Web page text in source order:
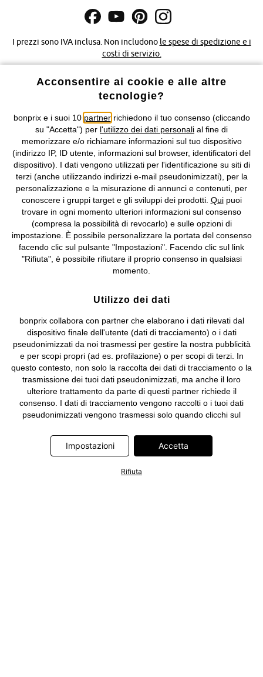
I prezzi sono IVA inclusa. Non includono le spese di spedizione e i
costi di servizio.
Condizioni di vendita Accessibilità
Informazioni legali Diritto di recesso
2026 bonprix.
Tutti i diritti riservati.
bonprix S.r.l. con socio unico, sede legale: via Adua 33 - 13855
Valdengo (BI) C.F. 01510910027 - P.I. 01939830020, Reg. Imprese di
IT09060P00000858, N. Reg. AEE: IT08020000002105 Capitale
Sociale: euro 1.000.000 i.v, Società soggetta all'attività di direzione
e coordinamento di bonprix Beteiligungs -Verwaltungsgesellschaft
Acconsentire ai cookie e alle altre
tecnologie?
bonprix e i suoi 10 partnerrichiedono il tuo consenso (cliccando
su "Accetta") per l'utilizzo dei dati personali al fine di
memorizzare e/o richiamare informazioni sul tuo dispositivo
(indirizzo IP, ID utente, informazioni sul browser, identificatori del
dispositivo). I dati vengono utilizzati per l'identificazione su siti di
terzi (anche utilizzando indirizzi e-mail pseudonimizzati), per la
personalizzazione e la misurazione di annunci e contenuti, per
conoscere i gruppi target e gli sviluppi dei prodotti. Quipuoi
trovare in ogni momento ulteriori informazioni sul consenso
(compresa la possibilità di revocarlo) e sulle opzioni di
impostazione. È possibile personalizzare la portata del consenso
facendo clic sul pulsante "Impostazioni". Facendo clic sul link
"Rifiuta", è possibile rifiutare il proprio consenso in qualsiasi
momento.
Utilizzo dei dati
bonprix collabora con partner che elaborano i dati rilevati dal
dispositivo finale dell'utente (dati di tracciamento) o i dati
pseudonimizzati da noi trasmessi per gestire la nostra pubblicità
e per scopi propri (ad es. profilazione) o per scopi di terzi. In
questo contesto, non solo la raccolta dei dati di tracciamento o la
trasmissione dei tuoi dati pseudonimizzati, ma anche il loro
ulteriore trattamento da parte di questi partner richiede il
consenso. I dati di tracciamento vengono raccolti o i tuoi dati
pseudonimizzati vengono trasmessi solo quando clicchi sul
seguenti società: Adjust GmbH, Criteo SA, Google Ireland
Limited, Hurra Communications GmbH, ID5 Technology Ltd,
Limited, Pinterest Europe Limited, RTB-House GmbH, TikTok
Impostazioni Accetta
Rifiuta